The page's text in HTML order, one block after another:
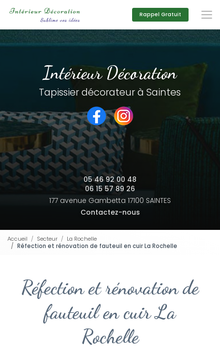
principal
Rappel Gratuit
Intérieur Décoration
Tapissier décorateur à Saintes
05 46 92 00 48
06 15 57 89 26
177 avenue Gambetta 17100 SAINTES
Contactez-nous
Accueil Secteur
La Rochelle
Réfection et rénovation de fauteuil en cuir La Rochelle
Réfection et rénovation de
fauteuil en cuir La
Rochelle